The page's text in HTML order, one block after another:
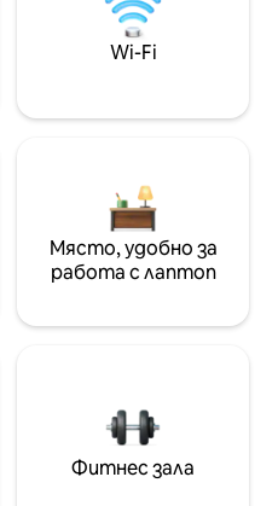
Wi-Fi
Място, удобно за
работа с лаптоп
Фитнес зала